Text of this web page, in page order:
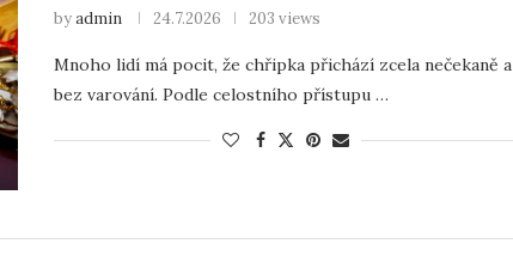
byadmin 24.7.2026 203 views
Mnoho lidí má pocit, že chřipka přichází zcela nečekaně a
bez varování. Podle celostního přístupu …